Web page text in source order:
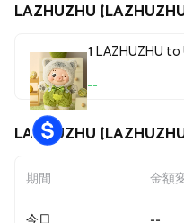
LAZHUZHU
1 LAZHUZHU to
--
LAZHUZHU
期間 金額
今日 --